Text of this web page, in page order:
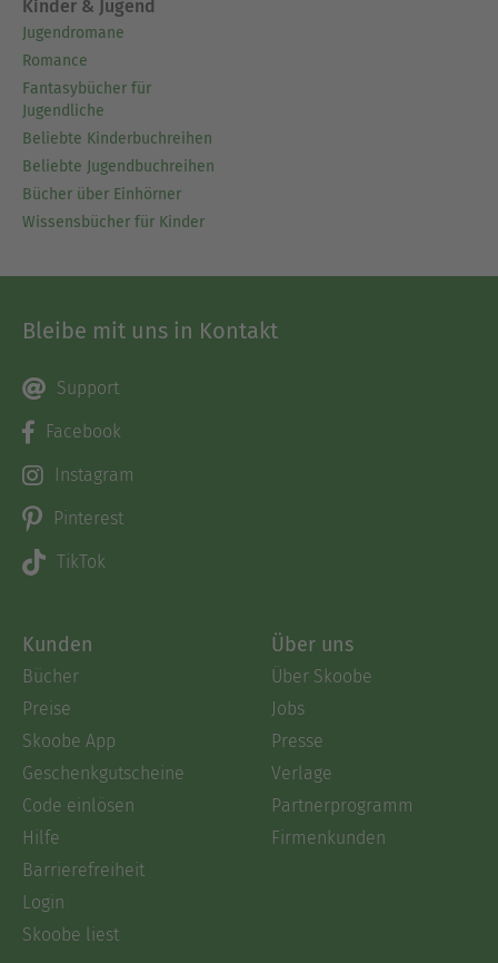
Kinder & Jugend
Jugendromane
Romance
Fantasybücher für
Jugendliche
Beliebte Kinderbuchreihen
Beliebte Jugendbuchreihen
Bücher über Einhörner
Wissensbücher für Kinder
Bleibe mit uns in Kontakt
Support
Facebook
Instagram
Pinterest
TikTok
Kunden
Bücher
Preise
Skoobe App
Geschenkgutscheine
Code einlösen
Hilfe
Barrierefreiheit
Login
Skoobe liest
Über uns
Über Skoobe
Jobs
Presse
Verlage
Partnerprogramm
Firmenkunden